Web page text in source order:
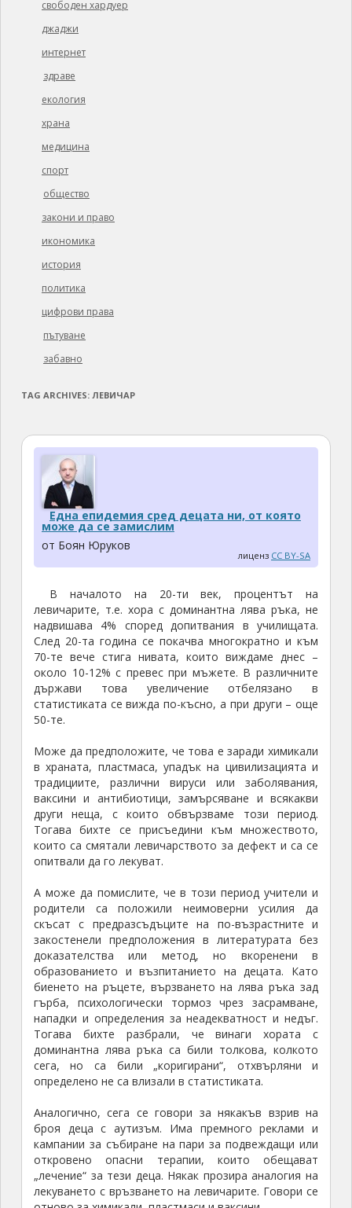
свободен хардуер
джаджи
интернет
здраве
екология
храна
медицина
спорт
общество
закони и право
икономика
история
политика
цифрови права
пътуване
забавно
TAG ARCHIVES: ЛЕВИЧАР
Една епидемия сред децата ни, от която
може да се замислим
от Боян Юруков
лиценз CC BY-SA
В началото на 20-ти век, процентът на
левичарите, т.е. хора с доминантна лява ръка, не
надвишава 4% според допитвания в училищата.
След 20-та година се покачва многократно и към
70-те вече стига нивата, които виждаме днес –
около 10-12% с превес при мъжете. В различните
държави това увеличение отбелязано в
статистиката се вижда по-късно, а при други – още
50-те.
Може да предположите, че това е заради химикали
в храната, пластмаса, упадък на цивилизацията и
традициите, различни вируси или заболявания,
ваксини и антибиотици, замърсяване и всякакви
други неща, с които обвързваме този период.
Тогава бихте се присъедини към множеството,
които са смятали левичарството за дефект и са се
опитвали да го лекуват.
А може да помислите, че в този период учители и
родители са положили неимоверни усилия да
скъсат с предразсъдъците на по-възрастните и
закостенели предположения в литературата без
доказателства или метод, но вкоренени в
образованието и възпитанието на децата. Като
биенето на ръцете, вързването на лява ръка зад
гърба, психологически тормоз чрез засрамване,
нападки и определения за неадекватност и недъг.
Тогава бихте разбрали, че винаги хората с
доминантна лява ръка са били толкова, колкото
сега, но са били „коригирани“, отхвърляни и
определено не са влизали в статистиката.
Аналогично, сега се говори за някакъв взрив на
броя деца с аутизъм. Има премного реклами и
кампании за събиране на пари за подвеждащи или
откровено опасни терапии, които обещават
„лечение“ за тези деца. Някак прозира аналогия на
лекуването с връзването на левичарите. Говори се